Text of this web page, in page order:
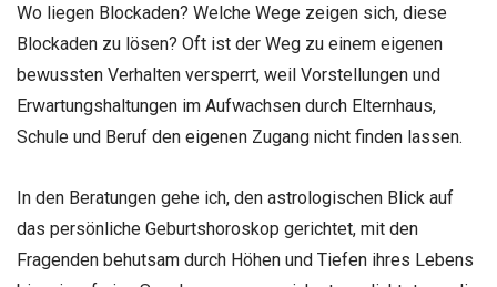
Wo liegen Blockaden? Welche Wege zeigen sich, diese
Blockaden zu lösen? Oft ist der Weg zu einem eigenen
bewussten Verhalten versperrt, weil Vorstellungen und
Erwartungshaltungen im Aufwachsen durch Elternhaus,
Schule und Beruf den eigenen Zugang nicht finden lassen.
In den Beratungen gehe ich, den astrologischen Blick auf
das persönliche Geburtshoroskop gerichtet, mit den
Fragenden behutsam durch Höhen und Tiefen ihres Lebens